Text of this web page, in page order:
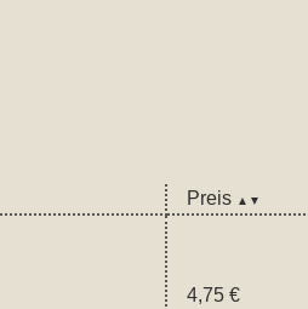
Preis ▲▼
4,75 €